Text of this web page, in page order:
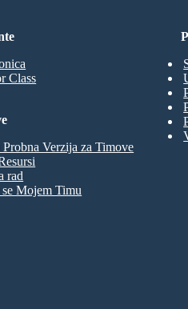
Class
Probna Verzija za Timove
rad
Mojem Timu